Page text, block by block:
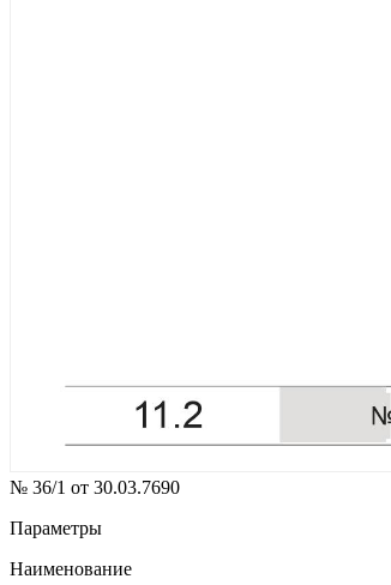
№ 36/1 от 30.03.7690
Параметры
Наименование